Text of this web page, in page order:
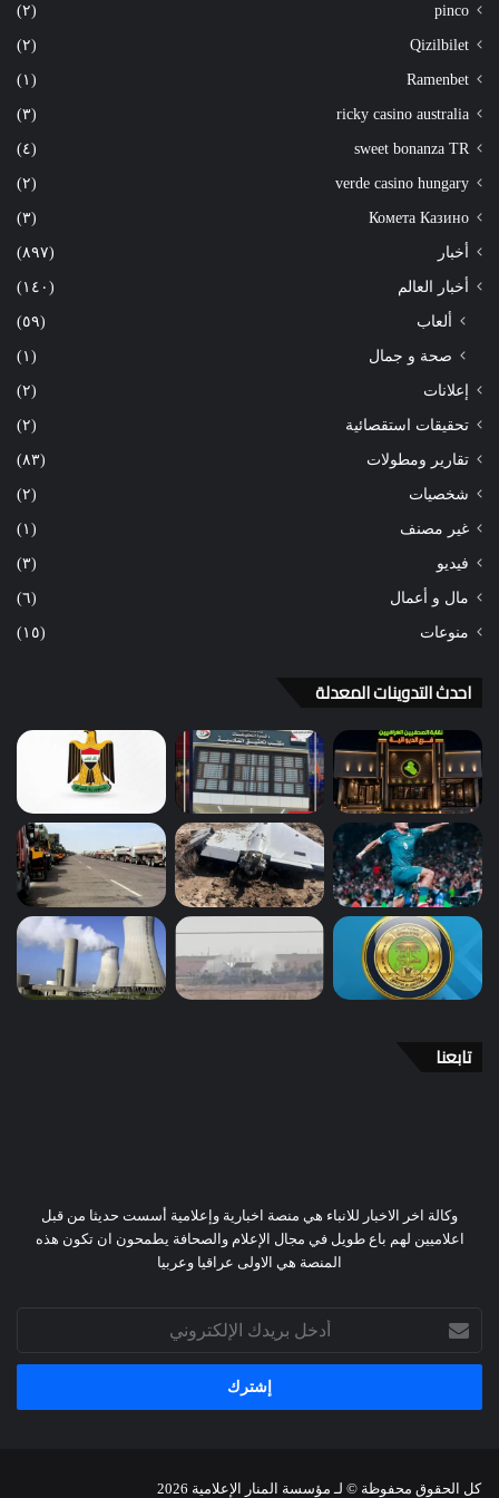
pinco (٢)
Qizilbilet (٢)
Ramenbet (١)
ricky casino australia (٣)
sweet bonanza TR (٤)
verde casino hungary (٢)
Комета Казино (٣)
أخبار (٨٩٧)
أخبار العالم (١٤٠)
ألعاب
(٥٩)
صحة و جمال
(١)
إعلانات (٢)
تحقيقات استقصائية (٢)
تقارير ومطولات (٨٣)
شخصيات (٢)
غير مصنف (١)
فيديو (٣)
مال و أعمال (٦)
منوعات (١٥)
احدث التدوينات المعدلة
تابعنا
وكالة اخر الاخبار للانباء هي منصة اخبارية وإعلامية أسست حديثا من قبل
اعلاميين لهم باع طويل في مجال الإعلام والصحافة يطمحون ان تكون هذه
المنصة هي الاولى عراقيا وعربيا
بريدك
الإلكتروني
كل الحقوق محفوظة © لـ مؤسسة المنار الإعلامية